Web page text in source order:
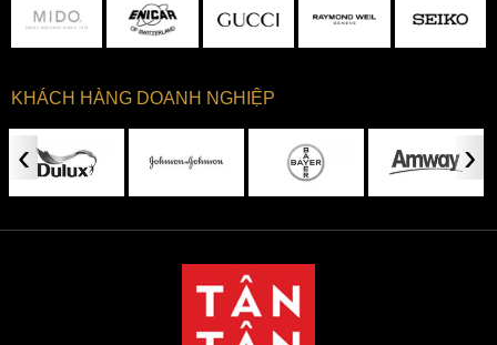
KHÁCH HÀNG DOANH NGHIỆP
‹ ›